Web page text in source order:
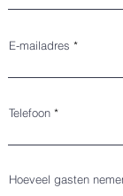
E-mailadres
Hoeveel gasten
Telefoon